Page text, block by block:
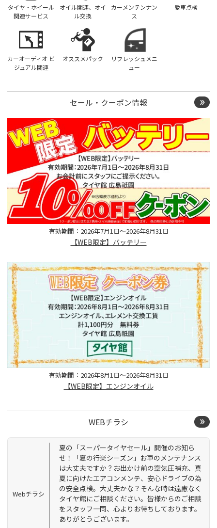
タイヤ・ホイール
関連サービス
オイル関連、オイ
ル交換
カーメンテンナン
ス
愛車点検
カーオーディオ ビ
ジュアル関連
オススメパック
リフレッシュメニ
ュー
セール・クーポン情報
有効期間：2026年7月1日～2026年8月31日
【WEB限定】バッテリー
有効期間：2026年8月1日～2026年8月31日
【WEB限定】エンジンオイル
WEBチラシ
Webチラシ
夏の「スーパータイヤセール」開催のお知ら
せ！「夏の行楽シーズン」お車のメンテナンス
は大丈夫ですか？お出かけ前の空気圧補充、真
夏に向けたエアコンメンテ、安心ドライブの為
の安全点検。大丈夫かな？そんな時は遠慮なく
タイヤ館にご相談ください。皆様からのご相談
をスタッフ一同、心よりお待ちしております。
ありがとうございます。